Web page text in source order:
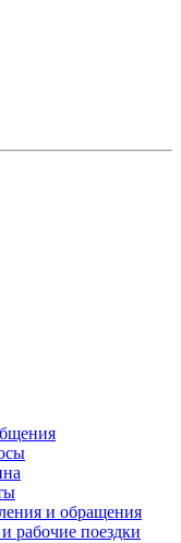
и обращения
рабочие поездки